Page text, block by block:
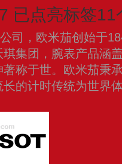
已点亮标签11
司，欧米茄创始于
集团，腕表产品涵
称于世。欧米茄秉
的计时传统为世界